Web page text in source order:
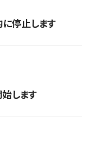
停止します
します